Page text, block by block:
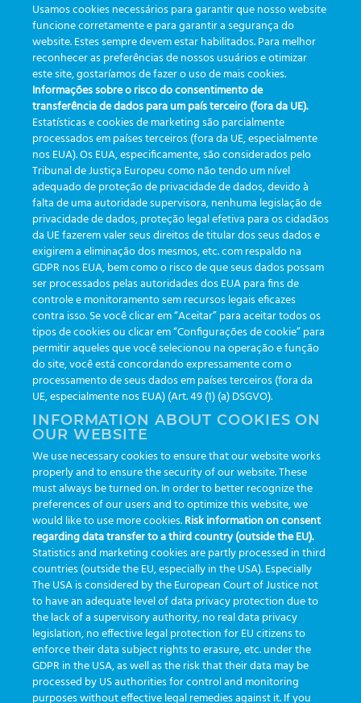
software must have. But what about when the user
is put at the center, with an ever-evolving interface
and updates? That's how the Greiner Bio-One eTrack
helps you with efficient management. Meet now!
| Taggedautomação,etrack,greinerbioonebr,preanalitica,
rastreabilidade ,tecnologia,usabilidade
CATEGORIES
Updates(19)
Events (19)
Features(35)
Newsletters(111)
TAGS
auditoria automação
congresso customização dashboard DICQ eficiência
enterprise etrack flebotomista governança clínica
GreinerBioOne greinerbioonebr HL7 IA informação
inovação ISO15189 laboratório novas tecnologias PALC
preanalitica processo de coleta produtividade
Pré-analítica qualidade rastreabilidade RDC
rotina laboratorial saúde tecnologia tomada de decisão
Transformação Transformação Digital tubos usabilidade
VACUETTE®
Usamos cookies necessários para garantir que nosso website
funcione corretamente e para garantir a segurança do
website. Estes sempre devem estar habilitados. Para melhor
reconhecer as preferências de nossos usuários e otimizar
este site, gostaríamos de fazer o uso de mais cookies.
Informações sobre o risco do consentimento de
transferência de dados para um país terceiro (fora da UE).
Estatísticas e cookies de marketing são parcialmente
processados em países terceiros (fora da UE, especialmente
nos EUA). Os EUA, especificamente, são considerados pelo
Tribunal de Justiça Europeu como não tendo um nível
adequado de proteção de privacidade de dados, devido à
falta de uma autoridade supervisora, nenhuma legislação de
privacidade de dados, proteção legal efetiva para os cidadãos
da UE fazerem valer seus direitos de titular dos seus dados e
exigirem a eliminação dos mesmos, etc. com respaldo na
GDPR nos EUA, bem como o risco de que seus dados possam
ser processados pelas autoridades dos EUA para fins de
controle e monitoramento sem recursos legais eficazes
contra isso. Se você clicar em “Aceitar” para aceitar todos os
tipos de cookies ou clicar em “Configurações de cookie” para
permitir aqueles que você selecionou na operação e função
do site, você está concordando expressamente com o
processamento de seus dados em países terceiros (fora da
UE, especialmente nos EUA) (Art. 49 (1) (a) DSGVO).
INFORMATION ABOUT COOKIES ON
OUR WEBSITE
We use necessary cookies to ensure that our website works
properly and to ensure the security of our website. These
must always be turned on. In order to better recognize the
preferences of our users and to optimize this website, we
would like to use more cookies.Risk information on consent
regarding data transfer to a third country (outside the EU).
Statistics and marketing cookies are partly processed in third
countries (outside the EU, especially in the USA). Especially
The USA is considered by the European Court of Justice not
to have an adequate level of data privacy protection due to
the lack of a supervisory authority, no real data privacy
legislation, no effective legal protection for EU citizens to
enforce their data subject rights to erasure, etc. under the
GDPR in the USA, as well as the risk that their data may be
processed by US authorities for control and monitoring
purposes without effective legal remedies against it. If you